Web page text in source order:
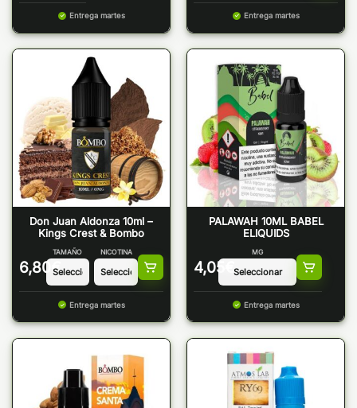
Entrega martes Entrega martes
Don Juan Aldonza 10ml –
Kings Crest & Bombo
6,80 €
TAMAÑO NICOTINA
Entrega martes
PALAWAH 10ML BABEL
ELIQUIDS
4,05 €
MG
Entrega martes